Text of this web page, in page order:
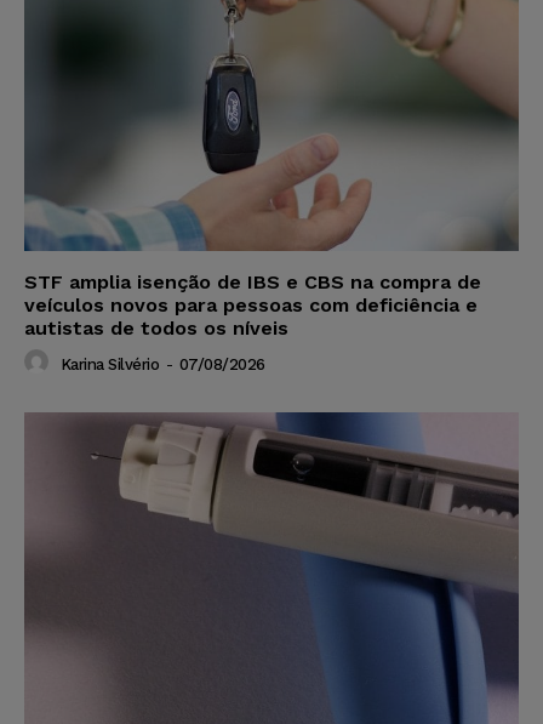
STF amplia isenção de IBS e CBS na compra de
veículos novos para pessoas com deficiência e
autistas de todos os níveis
Karina Silvério - 07/08/2026